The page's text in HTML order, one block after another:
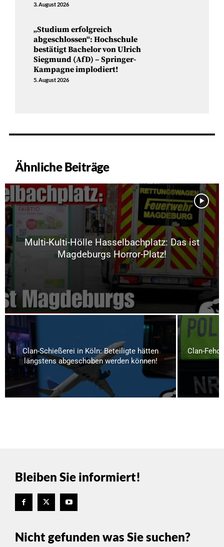
3. August 2026
„Studium erfolgreich
abgeschlossen“: Hochschule
bestätigt Bachelor von Ulrich
Siegmund (AfD) – Springer-
Kampagne implodiert!
5. August 2026
Ähnliche Beiträge
Multi-Kulti-Hölle Hasselbachplatz: Das ist
Magdeburgs Horror-Platz!
Clan-Schießerei in Köln: Beteiligte hätten
längstens abgeschoben werden können!
Clan-
Bleiben Sie informiert!
Nicht gefunden was Sie suchen?